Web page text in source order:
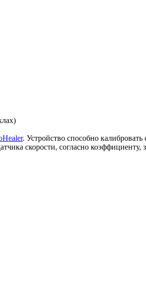
. Устройство способно
скорости, согласно